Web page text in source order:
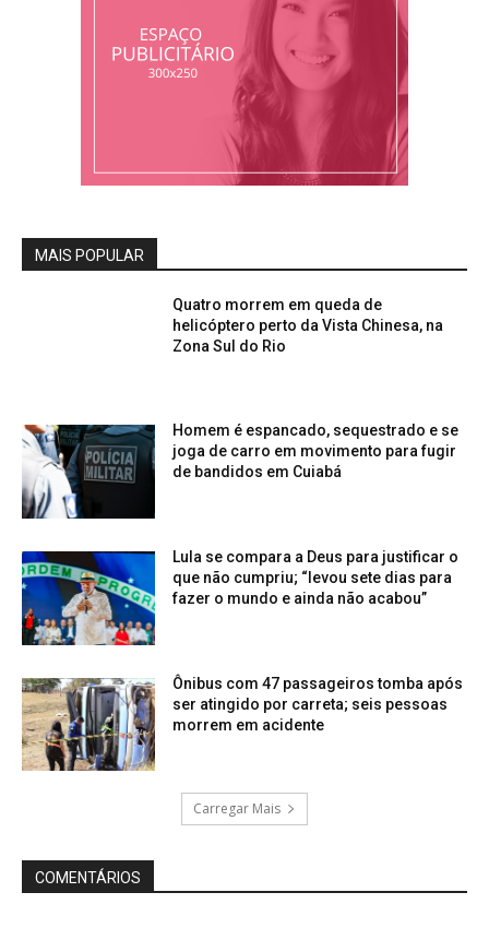
MAIS POPULAR
Quatro morrem em queda de
helicóptero perto da Vista Chinesa, na
Zona Sul do Rio
Homem é espancado, sequestrado e se
joga de carro em movimento para fugir
de bandidos em Cuiabá
Lula se compara a Deus para justificar o
que não cumpriu; “levou sete dias para
fazer o mundo e ainda não acabou”
Ônibus com 47 passageiros tomba após
ser atingido por carreta; seis pessoas
morrem em acidente
Carregar Mais
COMENTÁRIOS